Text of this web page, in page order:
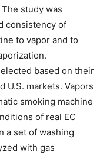
study was
consistency of
to vapor and to
based on their
U.S. markets. Vapors
smoking machine
of real EC
a set of washing
with gas